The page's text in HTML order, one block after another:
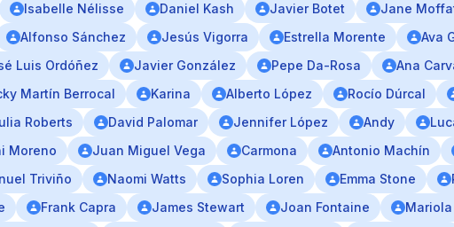
Isabelle Nélisse Daniel Kash Javier Botet Jane
Alfonso Sánchez Jesús Vigorra Estrella Morente Ava
Luis Ordóñez Javier González Pepe Da-Rosa Ana
Martín Berrocal Karina Alberto López Rocío Dúrcal
Roberts David Palomar Jennifer López Andy
Moreno Juan Miguel Vega Carmona Antonio Machín
Triviño Naomi Watts Sophia Loren Emma Stone
Frank Capra James Stewart Joan Fontaine